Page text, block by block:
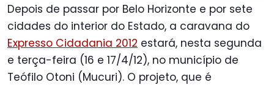
Depois de passar por Belo Horizonte e por sete
cidades do interior do Estado, a caravana do
Expresso Cidadania 2012 estará, nesta segunda
e terça-feira (16 e 17/4/12), no município de
Teófilo Otoni (Mucuri). O projeto, que é